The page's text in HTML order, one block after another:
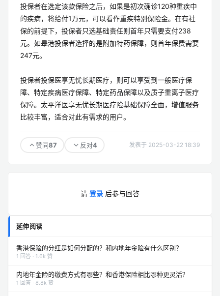
投保者在选定该款保险之后，如果是初次确诊120种重疾中
的疾病，将给付1万元，可以看作重疾特别保险金。在有社
保的前提下，投保者只选基础责任则首年只需要支付238
元。如皋港投保者选择的是附加特药保障，则首年保费需要
247元。
投保者投保医享无忧长期医疗，则可以享受到一般医疗保
障、特定疾病医疗保障、特定药品保障以及质子重离子医疗
保障。太平洋医享无忧长期医疗险基础保障全面，增值服务
比较丰富，适合对此有需求的用户。
赞同87 反对4 发表于 2025-03-22 18:39
请 登录 后参与回答
延伸阅读
香港保险的分红是如何分配的？和内地年金险有什么区别？
1 回答 · 1.6k 赞
内地年金险的缴费方式有哪些？和香港保险相比哪种更灵活？
1 回答 · 8.8k 赞